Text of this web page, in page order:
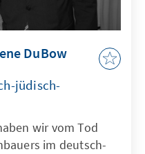
DuBow
jüdisch-
wir vom Tod
im deutsch-